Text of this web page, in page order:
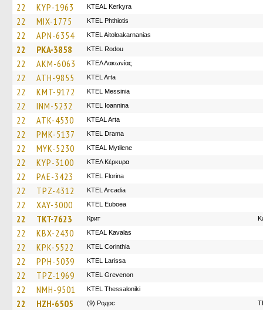
22 KYP-1963 KTEAL Kerkyra
22 MIX-1775 ΚΤΕL Phthiotis
22 APN-6354 KTEL Aitoloakarnanias
22 PKA-3858 ΚΤΕL Rodou
22 AKM-6063 ΚΤΕΛ Λακωνίας
22 ATH-9855 KTEL Arta
22 KMT-9172 KTEL Messinia
22 INM-5232 KTEL Ioannina
22 ATK-4530 KTEAL Arta
22 PMK-5137 KTEL Drama
22 MYK-5230 KTEAL Mytilene
22 KYP-3100 ΚΤΕΛ Κέρκυρα
22 PAE-3423 KTEL Florina
22 TPZ-4312 KTEL Arcadia
22 XAY-3000 ΚΤΕL Euboea
22 TKT-7623 Крит
22 KBX-2430 KTEAL Kavalas
22 KPK-5522 KTEL Corinthia
22 PPH-5039 KTEL Larissa
22 TPZ-1969 ΚΤΕL Grevenon
22 NMH-9501 KTEL Thessaloniki
22 HZH-6505 (9) Родос